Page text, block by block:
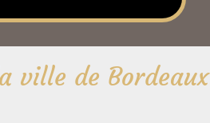
ville de Bordeaux